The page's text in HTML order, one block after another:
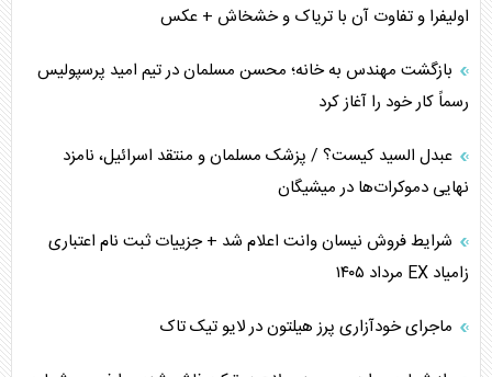
کنوانسیون دریای خزر در راستای منافع ملی است؟
اوکراین بازوی مخرب آمریکا در غرب آسیا
اهمیت راهبردی اردن برای آمریکا
پیام، ظرفیت بالفعل‌نشده تجارت ایران
همسویی عربستان با سنتکام علیه متحدان ایران
اولیفرا و تفاوت آن با تریاک و خشخاش + عکس
بازگشت مهندس به خانه؛ محسن مسلمان در تیم امید پرسپولیس
رسماً کار خود را آغاز کرد
عبدل السید کیست؟ / پزشک مسلمان و منتقد اسرائیل، نامزد
نهایی دموکرات‌ها در میشیگان
شرایط فروش نیسان وانت اعلام شد + جزییات ثبت نام اعتباری
زامیاد EX مرداد ۱۴۰۵
ماجرای خودآزاری پرز هیلتون در لایو تیک تاک